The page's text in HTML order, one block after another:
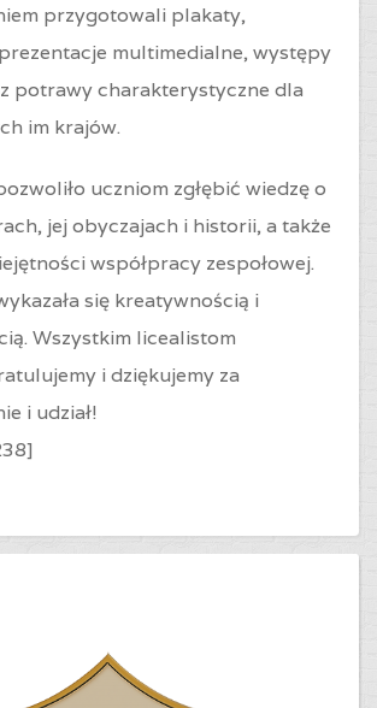
przygotowali plakaty,
multimedialne, występy
potrawy charakterystyczne dla
im krajów.
uczniom zgłębić wiedzę o
jej obyczajach i historii, a także
współpracy zespołowej.
się kreatywnością i
Wszystkim licealistom
i dziękujemy za
i udział!